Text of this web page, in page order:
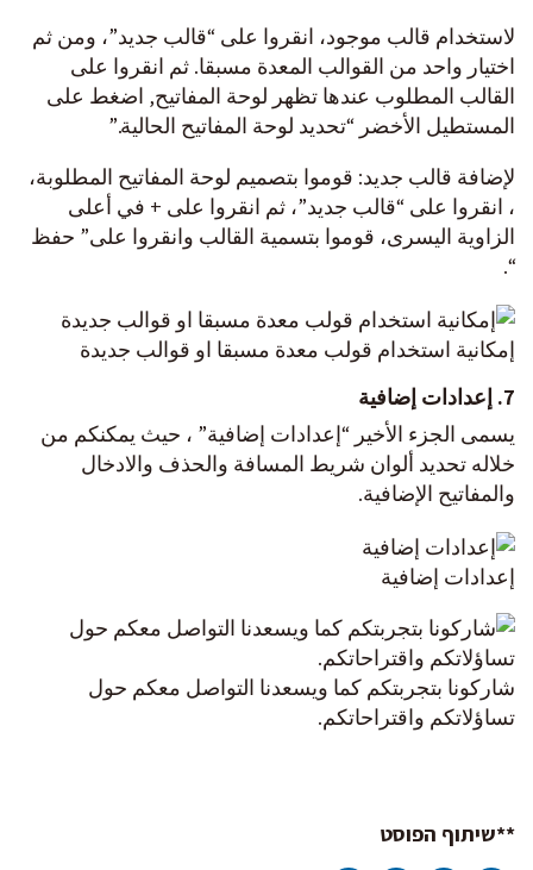
لاستخدام قالب موجود، انقروا على “قالب جديد”، ومن ثم
اختيار واحد من القوالب المعدة مسبقا. ثم انقروا على
القالب المطلوب عندها تظهر لوحة المفاتيح, اضغط على
المستطيل الأخضر “تحديد لوحة المفاتيح الحالية.”
لإضافة قالب جديد: قوموا بتصميم لوحة المفاتيح المطلوبة،
، انقروا على “قالب جديد”، ثم انقروا على + في أعلى
الزاوية اليسرى، قوموا بتسمية القالب وانقروا على” حفظ
“.
إمكانية استخدام قولب معدة مسبقا او قوالب جديدة
7. إعدادات إضافية
يسمى الجزء الأخير “إعدادات إضافية” ، حيث يمكنكم من
خلاله تحديد ألوان شريط المسافة والحذف والادخال
والمفاتيح الإضافية.
إعدادات إضافية
شاركونا بتجربتكم كما ويسعدنا التواصل معكم حول
تساؤلاتكم واقتراحاتكم.
**שיתוף הפוסט